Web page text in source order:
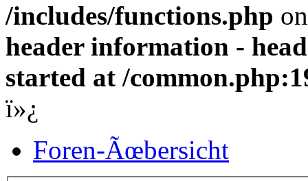
/includes/functions.php
header information -
started at /
ï»¿
Foren-Ãœbersicht